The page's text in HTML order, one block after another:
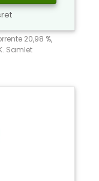
20,98 %,
Samlet